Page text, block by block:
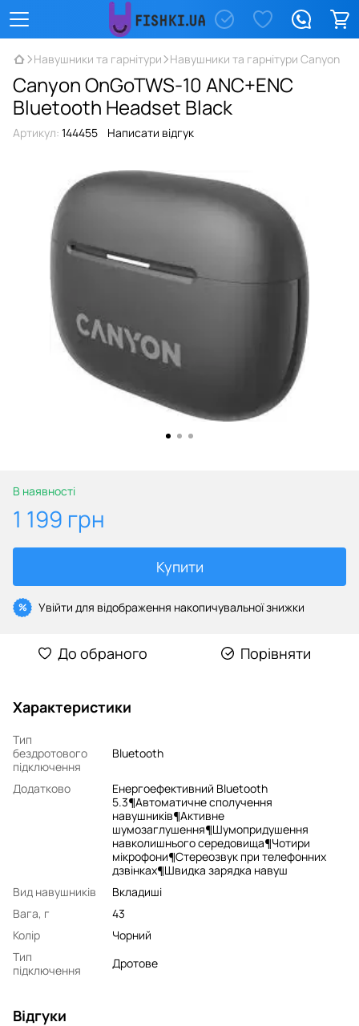
Навушники та гарнітури Навушники та гарнітури Canyon
Canyon OnGoTWS-10 ANC+ENC
Bluetooth Headset Black
Артикул: 144455 Написати відгук
В наявності
1 199 грн
Купити
% Увійти для відображення накопичувальної знижки
До обраного Порівняти
Характеристики
Тип
бездротового
підключення
Bluetooth
Додатково
Енергоефективний Bluetooth
5.3¶Автоматичне сполучення
навушників¶Активне
шумозаглушення¶Шумопридушення
навколишнього середовища¶Чотири
мікрофони¶Стереозвук при телефонних
дзвінках¶Швидка зарядка навуш
Вид навушників
Вкладиші
Вага, г
43
Колір
Чорний
Тип
підключення
Дротове
Відгуки